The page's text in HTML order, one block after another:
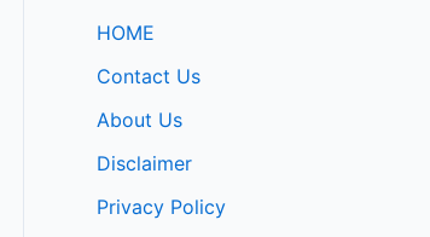
HOME
Contact Us
About Us
Disclaimer
Privacy Policy